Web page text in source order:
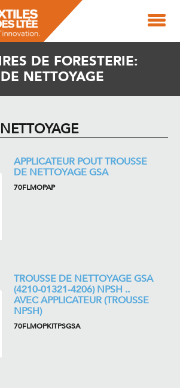
DE FORESTERIE:
NETTOYAGE
APPLICATEUR POUT TROUSSE
DE NETTOYAGE GSA
70FLMOPAP
TROUSSE DE NETTOYAGE GSA
(4210-01321-4206) NPSH ..
AVEC APPLICATEUR (TROUSSE
NPSH)
70FLMOPKITPSGSA